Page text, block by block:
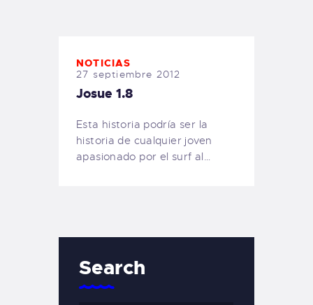
NOTICIAS
27 septiembre 2012
Josue 1.8
Esta historia podría ser la
historia de cualquier joven
apasionado por el surf al…
Search